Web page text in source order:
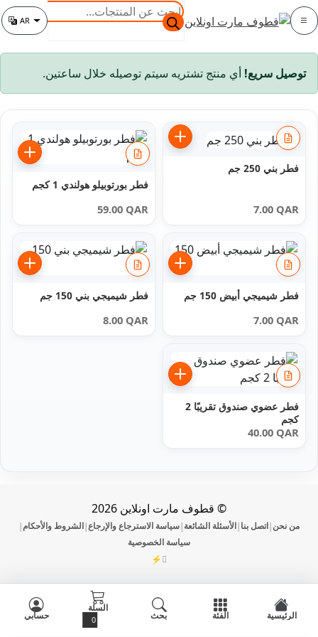
تخطي
إلى
تخطي
إلىالفئة
البحث
عن
ARتغيير اللغة
توصيل سريع! أي منتج تشتريه سيتم توصيله خلال ساعتين.
فطر بني 250 جم
7.00 QAR
فطر بورتوبيلو هولندي 1 كجم
59.00 QAR
فطر شيميجي أبيض 150 جم
7.00 QAR
فطر شيميجي بني 150 جم
8.00 QAR
فطر عضوي صندوق تقريبًا 2
كجم
40.00 QAR
© قطوف مارت اونلاين 2026
من نحن اتصل بنا الأسئلة الشائعة سياسة الاسترجاع والإرجاع الشروط والأحكام
سياسة الخصوصية
⚡
DevOmman
الرئيسية الفئة بحث
السلة
0
حسابي